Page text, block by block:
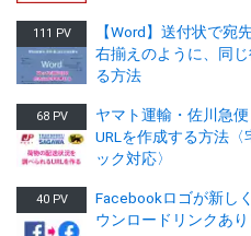
111 PV
【Word】送付状で宛
右揃えのように、同
る方法
68 PV
ヤマト運輸・佐川急
URLを作成する方法
ック対応〉
40 PV
Facebookロゴが新し
ウンロードリンクあり